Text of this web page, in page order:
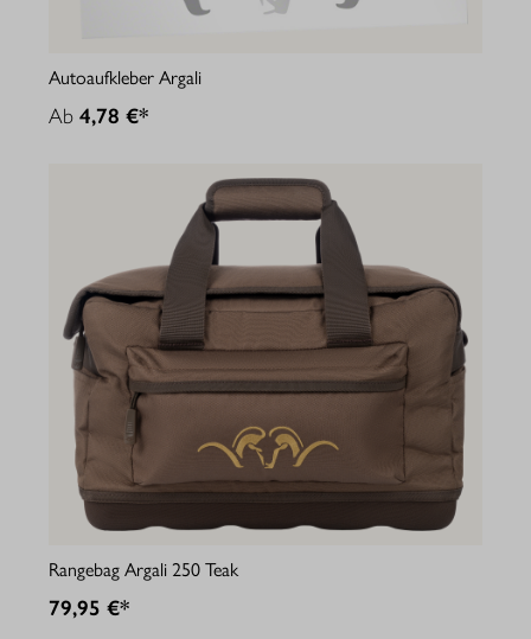
Autoaufkleber Argali
Ab 4,78 €*
Rangebag Argali 250 Teak
79,95 €*